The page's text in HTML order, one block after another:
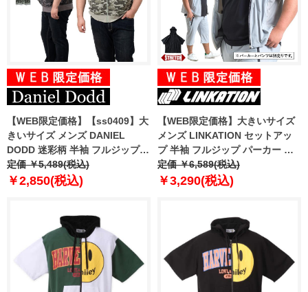
【WEB限定価格】【ss0409】大
きいサイズ メンズ DANIEL
DODD 迷彩柄 半袖 フルジップ
カット パーカー azcj-2002118
定価 ￥5,489(税込)
￥2,850(税込)
【WEB限定価格】大きいサイズ
メンズ LINKATION セットアッ
プ 半袖 フルジップ パーカー ス
トレッチ アスレジャー スポーツ
ウェア la-cj210281
定価 ￥6,589(税込)
￥3,290(税込)